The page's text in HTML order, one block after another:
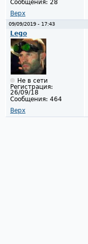
Сообщения: 28
Верх
09/09/2019 - 17:43
Lego
Не в сети
Регистрация:
26/09/18
Сообщения: 464
Верх